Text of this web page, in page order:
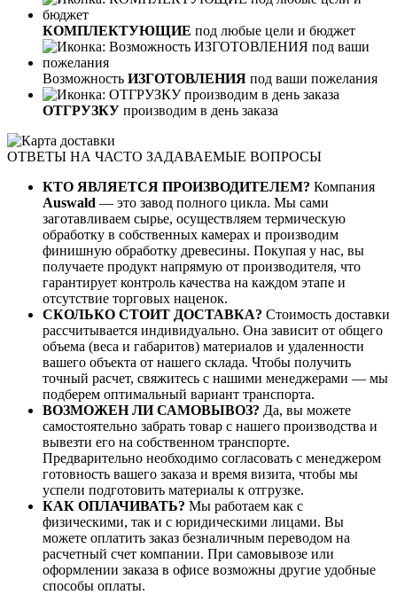
КОМПЛЕКТУЮЩИЕ под любые цели и бюджет
Возможность ИЗГОТОВЛЕНИЯ под ваши пожелания
ОТГРУЗКУ производим в день заказа
ОТВЕТЫ НА ЧАСТО ЗАДАВАЕМЫЕ ВОПРОСЫ
КТО ЯВЛЯЕТСЯ ПРОИЗВОДИТЕЛЕМ? Компания
Auswald — это завод полного цикла. Мы сами
заготавливаем сырье, осуществляем термическую
обработку в собственных камерах и производим
финишную обработку древесины. Покупая у нас, вы
получаете продукт напрямую от производителя, что
гарантирует контроль качества на каждом этапе и
отсутствие торговых наценок.
СКОЛЬКО СТОИТ ДОСТАВКА? Стоимость доставки
рассчитывается индивидуально. Она зависит от общего
объема (веса и габаритов) материалов и удаленности
вашего объекта от нашего склада. Чтобы получить
точный расчет, свяжитесь с нашими менеджерами — мы
подберем оптимальный вариант транспорта.
ВОЗМОЖЕН ЛИ САМОВЫВОЗ? Да, вы можете
самостоятельно забрать товар с нашего производства и
вывезти его на собственном транспорте.
Предварительно необходимо согласовать с менеджером
готовность вашего заказа и время визита, чтобы мы
успели подготовить материалы к отгрузке.
КАК ОПЛАЧИВАТЬ? Мы работаем как с
физическими, так и с юридическими лицами. Вы
можете оплатить заказ безналичным переводом на
расчетный счет компании. При самовывозе или
оформлении заказа в офисе возможны другие удобные
способы оплаты.